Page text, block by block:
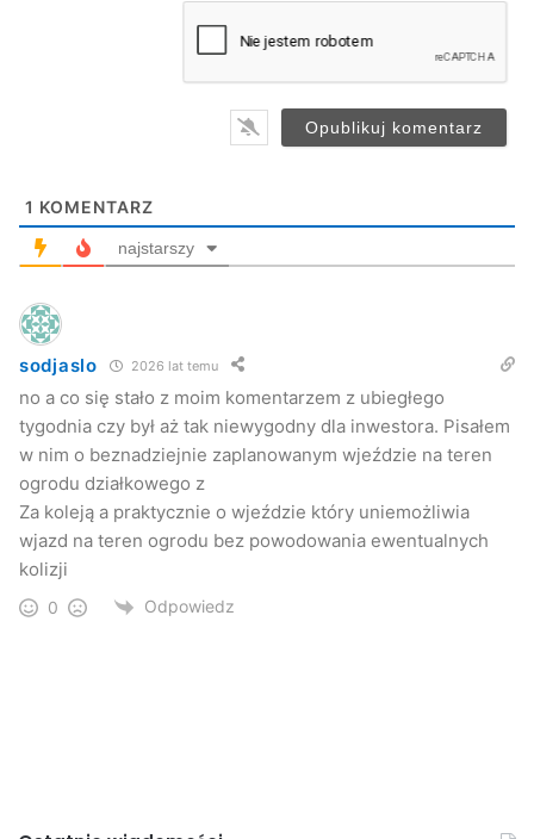
Trwa rozbudowa ul. Kolejowej
Z ul. Grunwaldzkiej na ul. Kolejową będzie można wjechać
poprzez przebudowane skrzyżowanie, zabezpieczone
nowo wybudowanym murem oporowym. Przy ul. Kolejowej
przebudowana zostanie sieć elektryczna, gazowa,
wodociągowa i teletechniczna. Jednym z najważniejszych
elementów zadania jest wykonanie nowego systemu
odprowadzającego wody opadowe.
UMJ
budowa droga inwestycje
1 KOMENTARZ
najstarszy
sodjaslo 2026 lat temu
no a co się stało z moim komentarzem z ubiegłego
tygodnia czy był aż tak niewygodny dla inwestora. Pisałem
w nim o beznadziejnie zaplanowanym wjeździe na teren
ogrodu działkowego z
Za koleją a praktycznie o wjeździe który uniemożliwia
wjazd na teren ogrodu bez powodowania ewentualnych
kolizji
0 Odpowiedz